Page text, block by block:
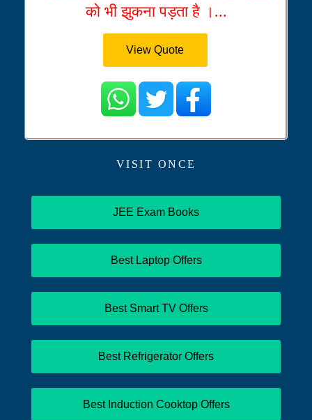
को भी झुकना पड़ता है ।...
View Quote
VISIT ONCE
JEE Exam Books
Best Laptop Offers
Best Smart TV Offers
Best Refrigerator Offers
Best Induction Cooktop Offers